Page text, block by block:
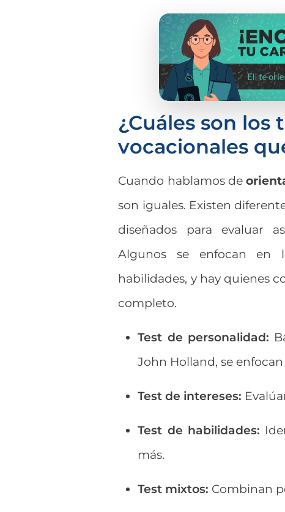
¿Cuáles son los
vocacionales
Cuando hablamos de
son iguales. Existen
diseñados para evaluar
Algunos se enfocan en
habilidades, y hay quienes
completo.
Test de personalidad:
John Holland, se
Test de intereses:
Test de habilidades:
más.
Test mixtos: Combinan